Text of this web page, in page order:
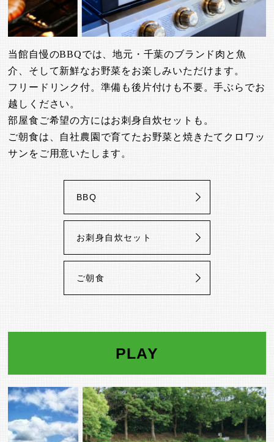
当館自慢のBBQでは、地元・千葉のブランド肉と魚
介、そして新鮮なお野菜をお楽しみいただけます。
フリードリンク付。準備も後片付けも不要。手ぶらでお
越しください。
部屋食ご希望の方にはお刺身自炊セットも。
ご朝食は、自社農園で育てたお野菜と焼きたてクロワッ
サンをご用意いたします。
BBQ
お刺身自炊セット
ご朝食
PLAY